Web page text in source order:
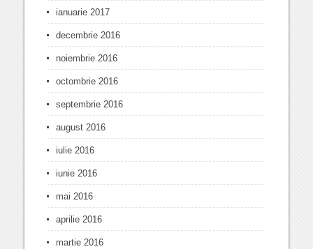
ianuarie 2017
decembrie 2016
noiembrie 2016
octombrie 2016
septembrie 2016
august 2016
iulie 2016
iunie 2016
mai 2016
aprilie 2016
martie 2016